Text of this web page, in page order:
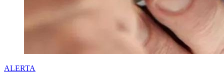
ALERTA